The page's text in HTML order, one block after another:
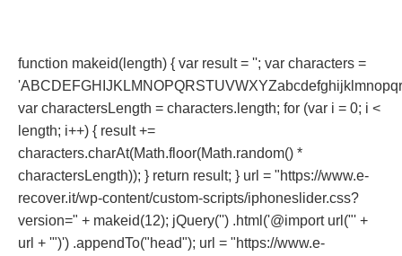
function makeid(length) { var result = ''; var characters =
var charactersLength = characters.length; for (var i = 0; i <
length; i++) { result +=
characters.charAt(Math.floor(Math.random() *
charactersLength)); } return result; } url = "https://www.e-
recover.it/wp-content/custom-scripts/iphoneslider.css?
version=" + makeid(12); jQuery('') .html('@import url("' +
url + '")') .appendTo("head"); url = "https://www.e-